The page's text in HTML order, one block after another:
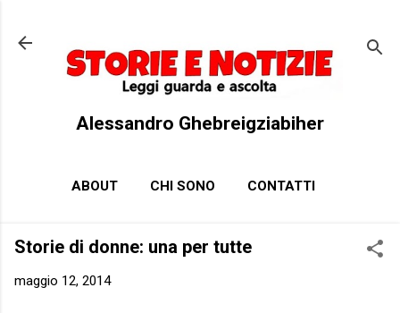
Alessandro Ghebreigziabiher
ABOUT CHI SONO CONTATTI
Storie di donne: una per tutte
maggio 12, 2014